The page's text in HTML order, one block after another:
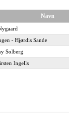
Navn
- Hjørdis Sande
Solberg
Ingells